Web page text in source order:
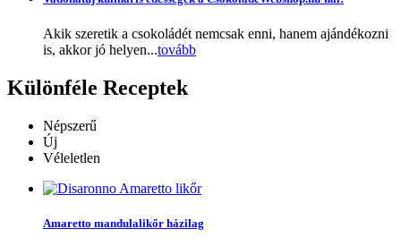
Akik szeretik a csokoládét nemcsak enni, hanem ajándékozni
is, akkor jó helyen...tovább
Különféle Receptek
Népszerű
Új
Véleletlen
Amaretto mandulalikőr házilag